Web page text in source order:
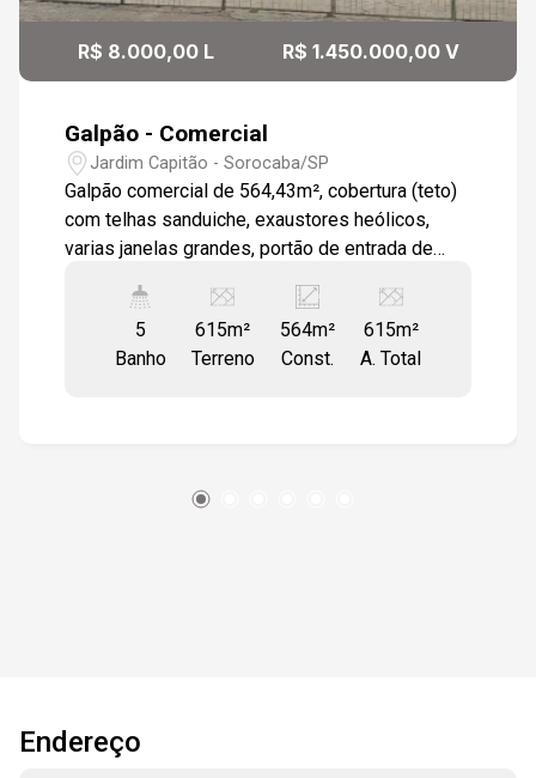
11
12:30
13:00
13:30
14:30
15:30
R$ 8.000,00 L R$ 1.450.000,00 V
Galpão - Comercial
Jardim Capitão - Sorocaba/SP
Galpão comercial de 564,43m², cobertura (teto)
com telhas sanduiche, exaustores heólicos,
varias janelas grandes, portão de entrada de
livre na frente, 2 banheiros e depósito, cozinha
externa e lavanderia. Escritório (casa) separado
de 2 andares, com acesso através de portão
5
Banho
615m²
Terreno
564m²
Const.
615m²
A. Total
Endereço